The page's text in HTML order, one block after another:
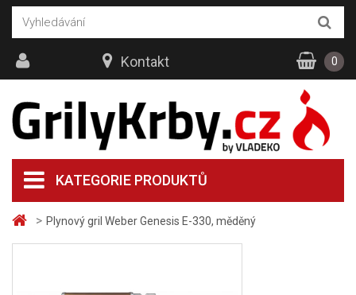
> Plynový gril Weber Genesis E-330, měděný
KATEGORIE PRODUKTŮ
Kontakt 0